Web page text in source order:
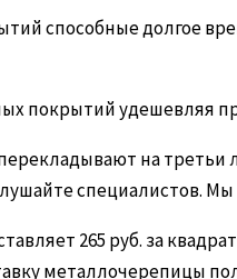
способные долгое
покрытий удешевляя
на третьи
специалистов.
265 руб. за
металлочерепицы